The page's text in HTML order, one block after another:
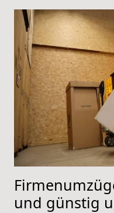
und günstig